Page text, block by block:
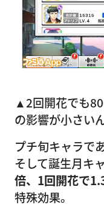
▲2回開花でも
の影響が小さいん
プチ旬キャラで
そして誕生月キ
倍、1回開花で
特殊効果。